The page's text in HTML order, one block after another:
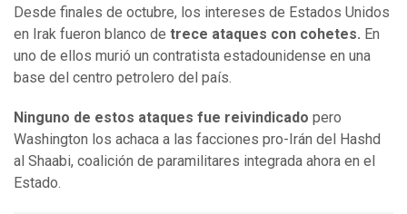
Desde finales de octubre, los intereses de Estados Unidos
en Irak fueron blanco de trece ataques con cohetes. En
uno de ellos murió un contratista estadounidense en una
base del centro petrolero del país.
Ninguno de estos ataques fue reivindicado pero
Washington los achaca a las facciones pro-Irán del Hashd
al Shaabi, coalición de paramilitares integrada ahora en el
Estado.